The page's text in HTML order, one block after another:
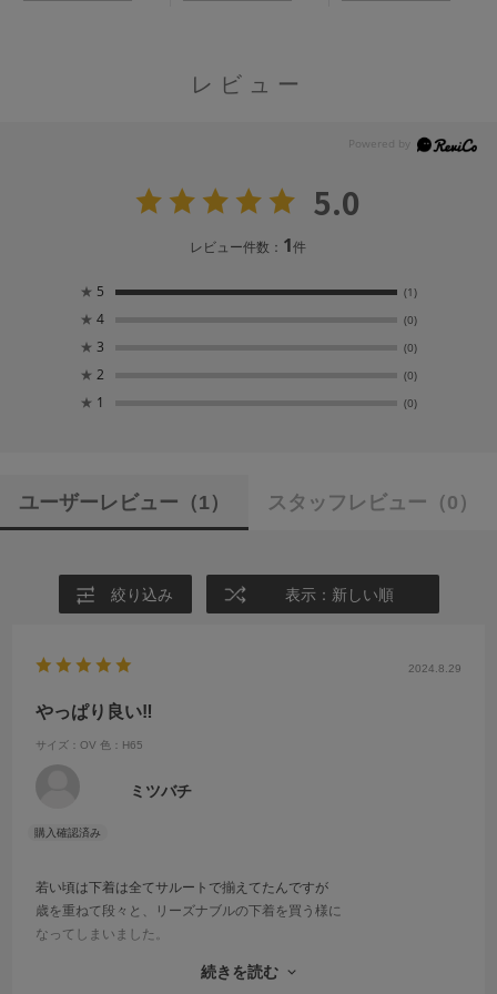
レビュー
5.0
レビュー件数： 1件
★ 5 (1)
★ 4 (0)
★ 3 (0)
★ 2 (0)
★ 1 (0)
ユーザーレビュー （1） スタッフレビュー （0）
絞り込み 表示：新しい順
2024.8.29
やっぱり良い‼︎
サイズ：OV 色：H65
ミツバチ
若い頃は下着は全てサルートで揃えてたんですが
歳を重ねて段々と、リーズナブルの下着を買う様に
なってしまいました。
洋服を着るとバストアップして、服のラインも全然
続きを読む